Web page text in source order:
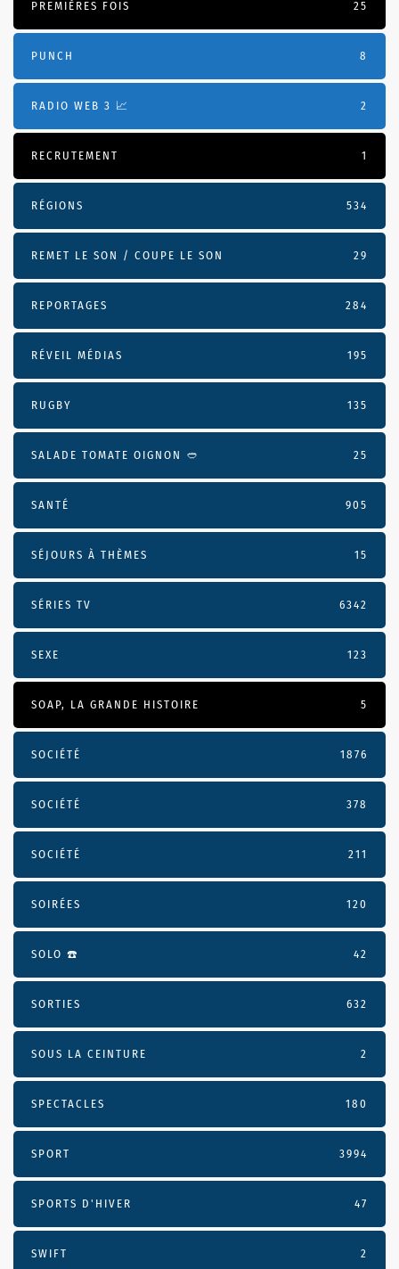
PREMIÈRES FOIS 25
PUNCH 8
RADIO WEB 3 📈 2
RECRUTEMENT 1
RÉGIONS 534
REMET LE SON / COUPE LE SON 29
REPORTAGES 284
RÉVEIL MÉDIAS 195
RUGBY 135
SALADE TOMATE OIGNON 🥙 25
SANTÉ 905
SÉJOURS À THÈMES 15
SÉRIES TV 6342
SEXE 123
SOAP, LA GRANDE HISTOIRE 5
SOCIÉTÉ 1876
SOCIÉTÉ 378
SOCIÉTÉ 211
SOIRÉES 120
SOLO ☎️ 42
SORTIES 632
SOUS LA CEINTURE 2
SPECTACLES 180
SPORT 3994
SPORTS D'HIVER 47
SWIFT 2